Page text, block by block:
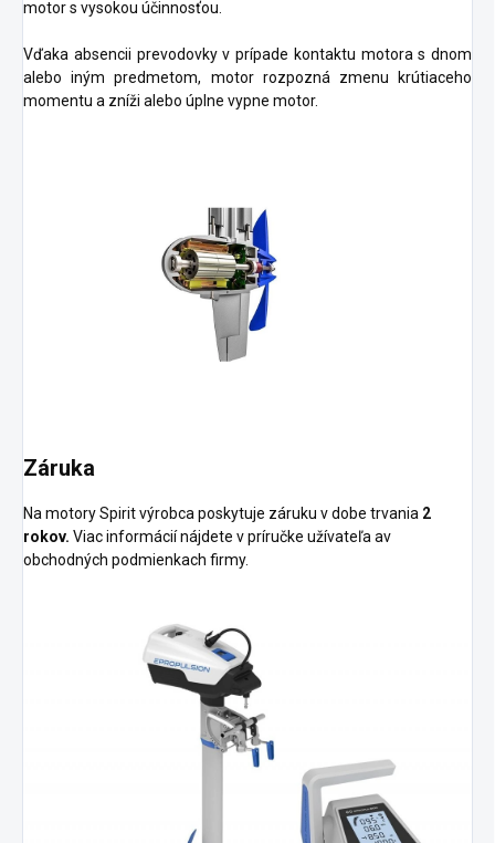
motor s vysokou účinnosťou.
Vďaka absencii prevodovky v prípade kontaktu motora s dnom
alebo iným predmetom, motor rozpozná zmenu krútiaceho
momentu a zníži alebo úplne vypne motor.
Záruka
Na motory Spirit výrobca poskytuje záruku v dobe trvania 2
rokov. Viac informácií nájdete v príručke užívateľa av
obchodných podmienkach firmy.